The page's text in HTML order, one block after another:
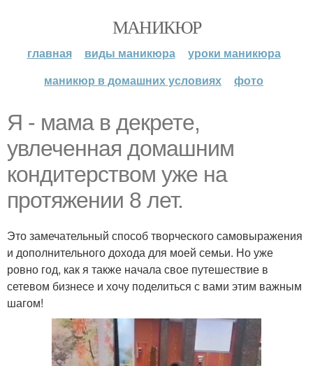
МАНИКЮР
главная виды маникюра
уроки маникюра
маникюр в домашних условиях
фото
Я - мама в декрете,
увлеченная домашним
кондитерством уже на
протяжении 8 лет.
Это замечательный способ творческого самовыражения
и дополнительного дохода для моей семьи. Но уже
ровно год, как я также начала свое путешествие в
сетевом бизнесе и хочу поделиться с вами этим важным
шагом!